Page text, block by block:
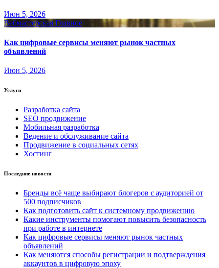
Июн 5, 2026
Вебмастерская Главное
Как цифровые сервисы меняют рынок частных
объявлений
Июн 5, 2026
Услуги
Разработка сайта
SEO продвижение
Мобильная разработка
Ведение и обслуживание сайта
Продвижение в социальных сетях
Хостинг
Последние новости
Бренды всё чаще выбирают блогеров с аудиторией от
500 подписчиков
Как подготовить сайт к системному продвижению
Какие инструменты помогают повысить безопасность
при работе в интернете
Как цифровые сервисы меняют рынок частных
объявлений
Как меняются способы регистрации и подтверждения
аккаунтов в цифровую эпоху